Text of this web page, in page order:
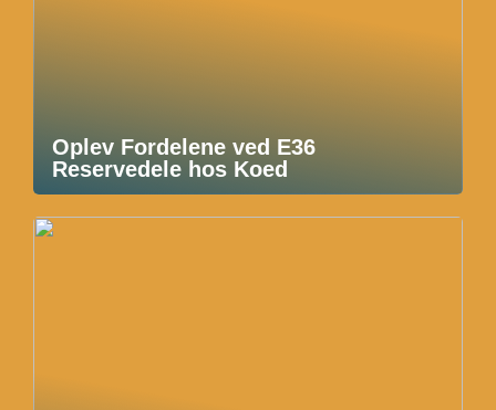
Oplev Fordelene ved E36
Reservedele hos Koed